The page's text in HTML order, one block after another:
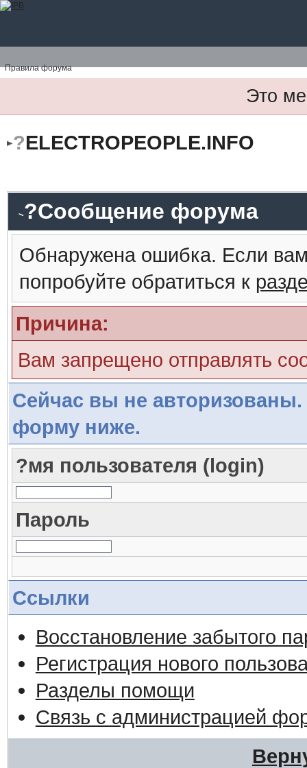
Правила форума
Это
?ELECTROPEOPLE.INFO
?Сообщение форума
Обнаружена ошибка. Если
попробуйте обратиться к
Причина:
Вам запрещено отправлять
Сейчас вы не авторизованы.
форму ниже.
?мя пользователя (login)
Пароль
Ссылки
Восстановление забытого
Регистрация нового
Разделы помощи
Связь с администрацией